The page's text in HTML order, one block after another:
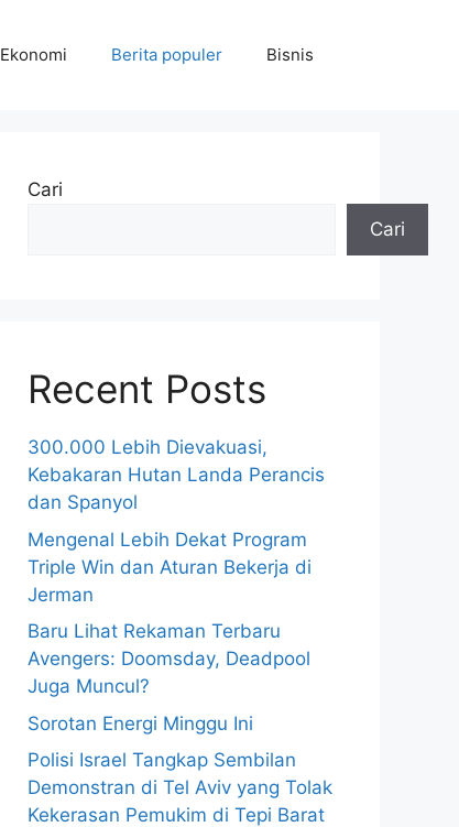
Ekonomi Berita populer Bisnis
Cari
Cari
Recent Posts
300.000 Lebih Dievakuasi,
Kebakaran Hutan Landa Perancis
dan Spanyol
Mengenal Lebih Dekat Program
Triple Win dan Aturan Bekerja di
Jerman
Baru Lihat Rekaman Terbaru
Avengers: Doomsday, Deadpool
Juga Muncul?
Sorotan Energi Minggu Ini
Polisi Israel Tangkap Sembilan
Demonstran di Tel Aviv yang Tolak
Kekerasan Pemukim di Tepi Barat